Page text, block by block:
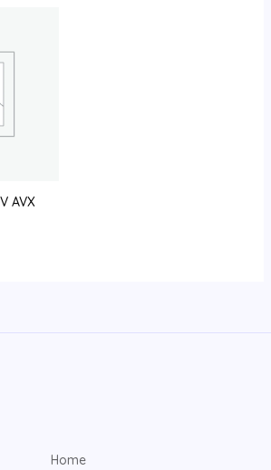
AVX
Home